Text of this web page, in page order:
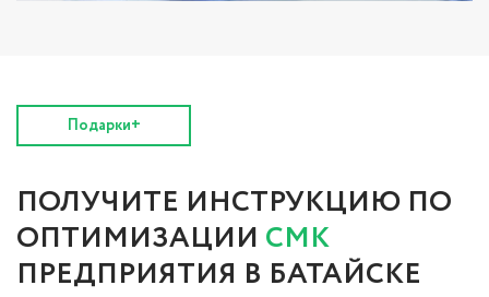
Подарки+
ПОЛУЧИТЕ ИНСТРУКЦИЮ ПО
ОПТИМИЗАЦИИ СМК
ПРЕДПРИЯТИЯ В БАТАЙСКЕ